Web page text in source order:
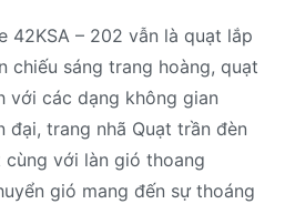
42KSA – 202 vẫn là quạt lắp
chiếu sáng trang hoàng, quạt
với các dạng không gian
đại, trang nhã Quạt trần đèn
với làn gió thoang
gió mang đến sự thoáng